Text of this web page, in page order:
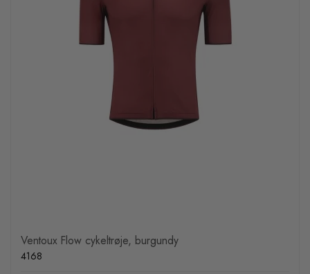
Ventoux Flow cykeltrøje, burgundy
4168